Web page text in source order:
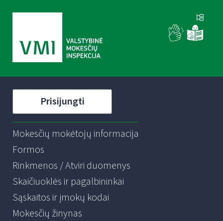
Prisijungti
Mokesčių mokėtojų informacija
Formos
Rinkmenos / Atviri duomenys
Skaičiuoklės ir pagalbininkai
Sąskaitos ir įmokų kodai
Mokesčių žinynas